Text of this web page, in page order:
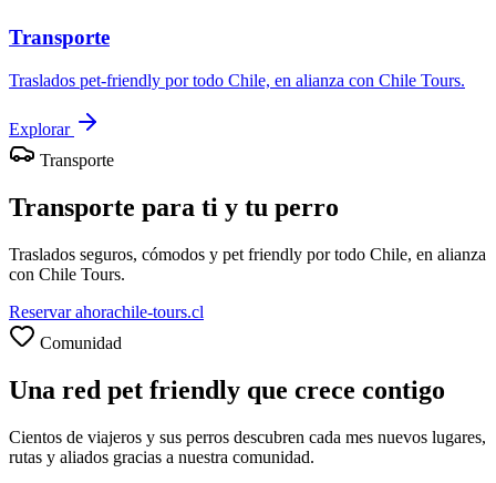
Transporte
Traslados pet-friendly por todo Chile, en alianza con Chile Tours.
Explorar
Transporte
Transporte para ti y tu perro
Traslados seguros, cómodos y pet friendly por todo Chile, en alianza
con Chile Tours.
Reservar ahorachile-tours.cl
Comunidad
Una red pet friendly que crece contigo
Cientos de viajeros y sus perros descubren cada mes nuevos lugares,
rutas y aliados gracias a nuestra comunidad.